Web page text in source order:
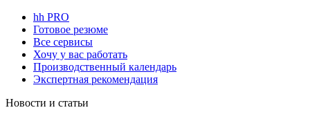
hh PRO
Готовое резюме
Все сервисы
Хочу у вас работать
Производственный календарь
Экспертная рекомендация
Новости и статьи